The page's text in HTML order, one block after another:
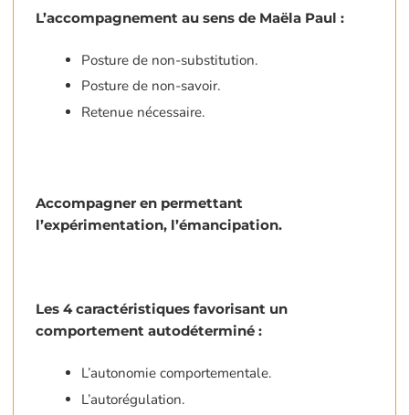
L’accompagnement au sens de Maëla Paul :
Posture de non-substitution.
Posture de non-savoir.
Retenue nécessaire.
Accompagner en permettant
l’expérimentation, l’émancipation.
Les 4 caractéristiques favorisant un
comportement autodéterminé :
L’autonomie comportementale.
L’autorégulation.